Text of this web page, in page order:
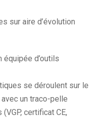
sur aire d’évolution
d’outils
se déroulent sur le
un traco-pelle
certificat CE,